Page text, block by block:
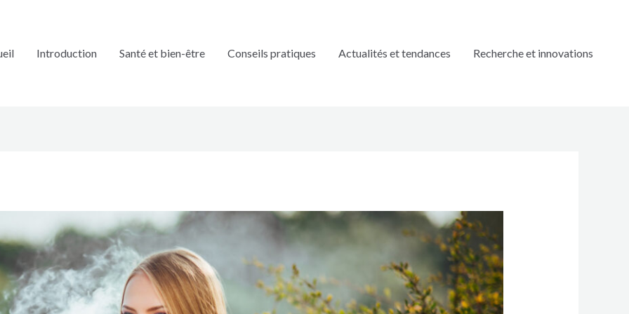
Introduction Santé et bien-être Conseils pratiques Actualités et tendances Recherche et innovations